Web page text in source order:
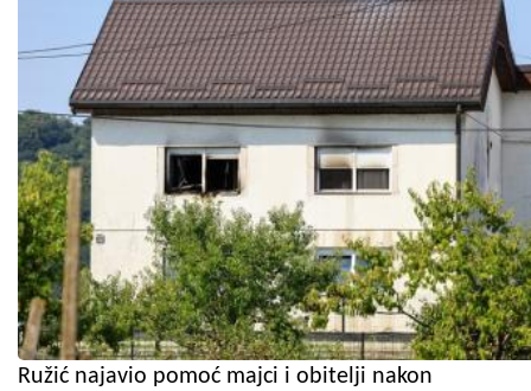
Ružić najavio pomoć majci i obitelji nakon